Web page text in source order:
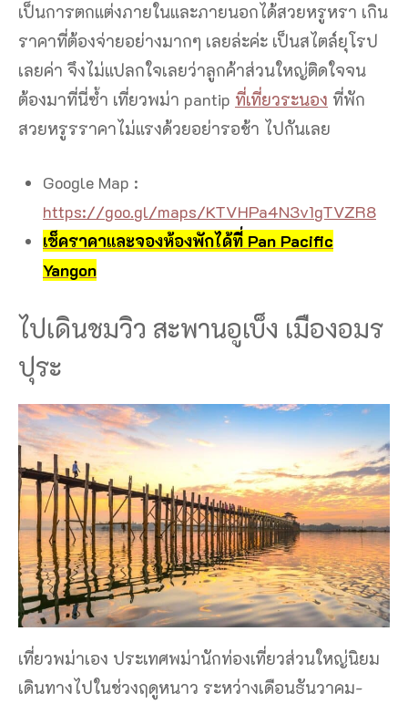
เป็นการตกแต่งภายในและภายนอกได้สวยหรูหรา เกิน
ราคาที่ต้องจ่ายอย่างมากๆ เลยล่ะค่ะ เป็นสไตล์ยุโรป
เลยค่า จึงไม่แปลกใจเลยว่าลูกค้าส่วนใหญ่ติดใจจน
ต้องมาที่นี่ซ้ำ เที่ยวพม่า pantip ที่เที่ยวระนอง ที่พัก
สวยหรูรราคาไม่แรงด้วยอย่ารอช้า ไปกันเลย
Google Map :
https://goo.gl/maps/KTVHPa4N3v1gTVZR8
เช็คราคาและจองห้องพักได้ที่ Pan Pacific
Yangon
ไปเดินชมวิว สะพานอูเบ็ง เมืองอมร
ปุระ
เที่ยวพม่าเอง ประเทศพม่านักท่องเที่ยวส่วนใหญ่นิยม
เดินทางไปในช่วงฤดูหนาว ระหว่างเดือนธันวาคม-